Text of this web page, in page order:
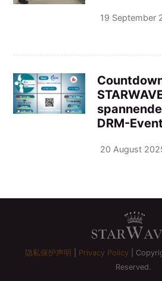
19 September
DRM-
20 August
隐私保护声明 Privacy Policy|
Reserved.